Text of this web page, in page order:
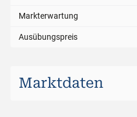
Markterwartung
Ausübungspreis
Marktdaten